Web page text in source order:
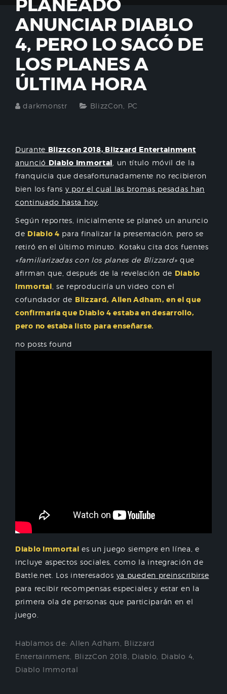
PLANEADO
ANUNCIAR DIABLO
4, PERO LO SACÓ DE
LOS PLANES A
ÚLTIMA HORA
darkmonstr BlizzCon PC
Durante Blizzcon 2018, Blizzard Entertainment
anunció Diablo Immortal , un título móvil de la
franquicia que desafortunadamente no recibieron
bien los fans y por el cual las bromas pesadas han
continuado hasta hoy
Según reportes, inicialmente se planeó un anuncio
de Diablo 4 para finalizar la presentación, pero se
retiró en el último minuto. Kotaku cita dos fuentes
«familiarizadas con los planes de Blizzard» que
afirman que, después de la revelación de Diablo
Immortal , se reproduciría un video con el
cofundador de Blizzard, Allen Adham, en el que
confirmaría que Diablo 4 estaba en desarrollo,
pero no estaba listo para enseñarse.
no posts found
Diablo Immortal es un juego siempre en línea, e
incluye aspectos sociales, como la integración de
Battle.net. Los interesados ya pueden preinscribirse
para recibir recompensas especiales y estar en la
primera ola de personas que participarán en el
juego.
Hablamos de:Allen Adham
Blizzard
Entertainment
BlizzCon 2018 Diablo Diablo 4
Diablo Immortal